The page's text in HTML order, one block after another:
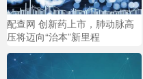
配查网 创新药上市，肺动脉高
压将迈向“治本”新里程